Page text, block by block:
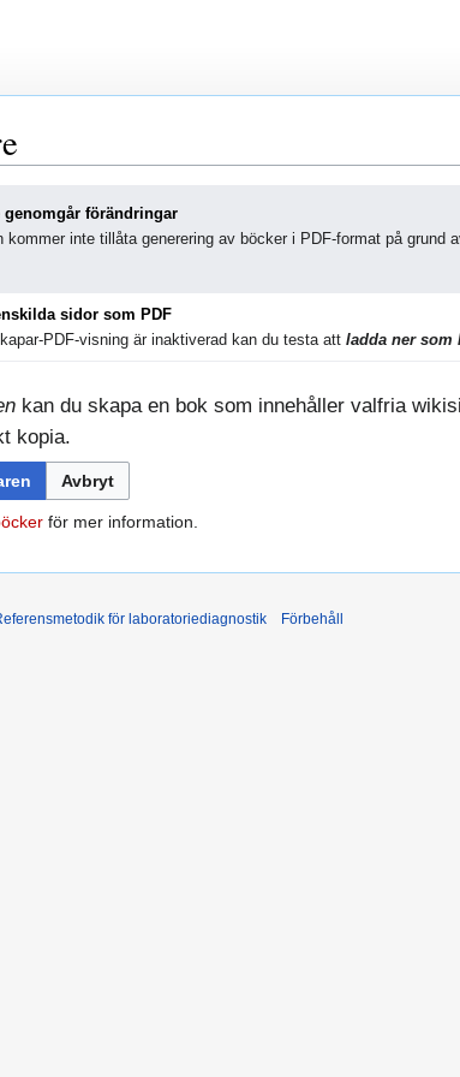
genomgår förändringar
kommer inte tillåta generering av böcker i PDF-format på grund
sidor som PDF
PDF-visning är inaktiverad kan du testa att ladda ner som
kan du skapa en bok som innehåller valfria
kopia.
Avbryt
för mer information.
för laboratoriediagnostik Förbehåll